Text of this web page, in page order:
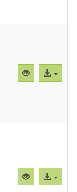
Vista
previa
Acceso
al
Vista
previa
Acceso
al